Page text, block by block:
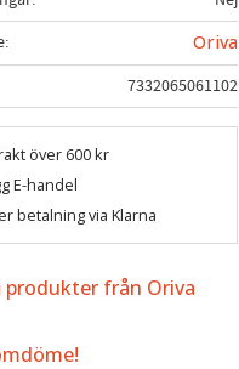
Oriva
7332065061102
över 600 kr
E-handel
betalning via Klarna
produkter från Oriva